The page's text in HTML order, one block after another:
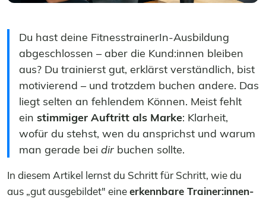
Du hast deine FitnesstrainerIn-Ausbildung
abgeschlossen – aber die Kund:innen bleiben
aus? Du trainierst gut, erklärst verständlich, bist
motivierend – und trotzdem buchen andere. Das
liegt selten an fehlendem Können. Meist fehlt
ein stimmiger Auftritt als Marke: Klarheit,
wofür du stehst, wen du ansprichst und warum
man gerade bei dir buchen sollte.
In diesem Artikel lernst du Schritt für Schritt, wie du
aus „gut ausgebildet" eineerkennbare Trainer:innen-